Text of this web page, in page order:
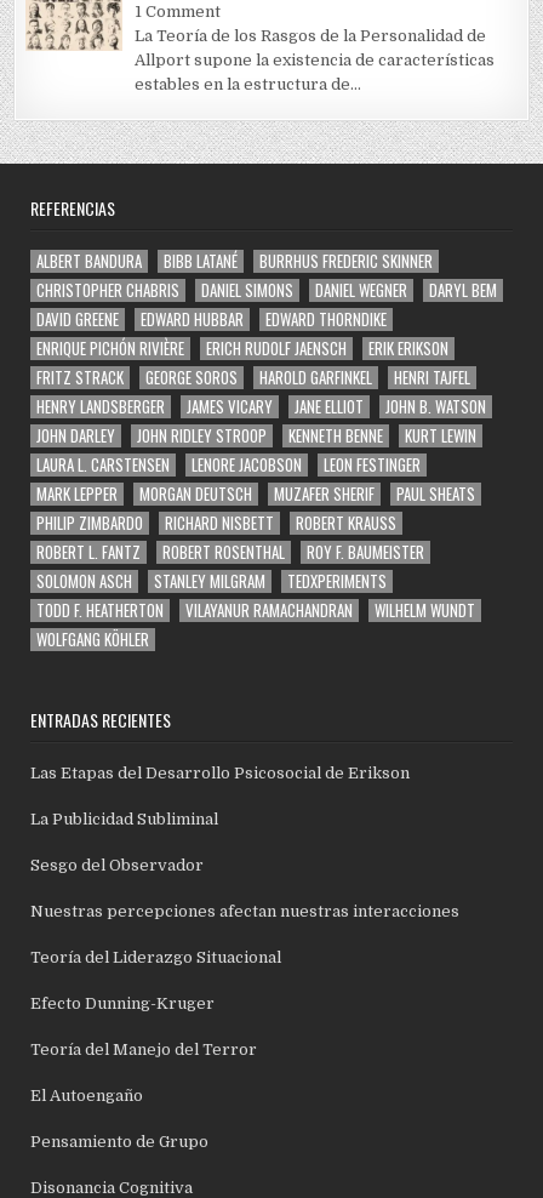
1 Comment
La Teoría de los Rasgos de la Personalidad de
Allport supone la existencia de características
estables en la estructura de...
REFERENCIAS
ALBERT BANDURA BIBB LATANÉ
BURRHUS FREDERIC SKINNER
CHRISTOPHER CHABRIS
DANIEL SIMONS DANIEL WEGNER
DARYL BEM
DAVID GREENE
EDWARD HUBBAR
EDWARD THORNDIKE
ENRIQUE PICHÓN RIVIÈRE
ERICH RUDOLF JAENSCH
ERIK ERIKSON
FRITZ STRACK
GEORGE SOROS HAROLD GARFINKEL
HENRI TAJFEL
HENRY LANDSBERGER
JAMES VICARY JANE ELLIOT
JOHN B. WATSON
JOHN DARLEY
JOHN RIDLEY STROOP KENNETH BENNE
KURT LEWIN
LAURA L. CARSTENSEN
LENORE JACOBSON
LEON FESTINGER
MARK LEPPER
MORGAN DEUTSCH MUZAFER SHERIF
PAUL SHEATS
PHILIP ZIMBARDO
RICHARD NISBETT
ROBERT KRAUSS
ROBERT L. FANTZ
ROBERT ROSENTHAL
ROY F. BAUMEISTER
SOLOMON ASCH
STANLEY MILGRAM
TEDXPERIMENTS
TODD F. HEATHERTON
VILAYANUR RAMACHANDRAN
WILHELM WUNDT
WOLFGANG KÖHLER
ENTRADAS RECIENTES
Las Etapas del Desarrollo Psicosocial de Erikson
La Publicidad Subliminal
Sesgo del Observador
Nuestras percepciones afectan nuestras interacciones
Teoría del Liderazgo Situacional
Efecto Dunning-Kruger
Teoría del Manejo del Terror
El Autoengaño
Pensamiento de Grupo
Disonancia Cognitiva